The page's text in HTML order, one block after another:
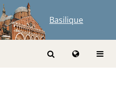
Basilique